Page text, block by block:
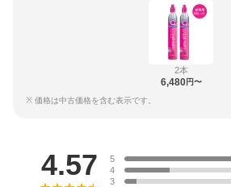
2本
6,480円〜
※ 価格は中古価格を含む表示です。
4.57
5
4
3